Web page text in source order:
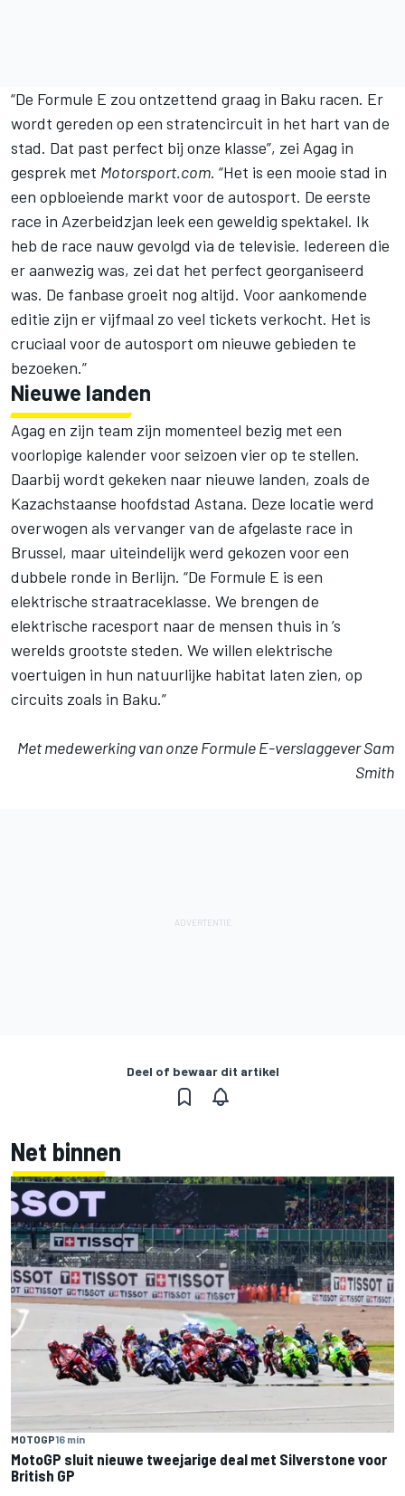
“De Formule E zou ontzettend graag in Baku racen. Er
wordt gereden op een stratencircuit in het hart van de
stad. Dat past perfect bij onze klasse”, zei Agag in
gesprek met Motorsport.com. “Het is een mooie stad in
een opbloeiende markt voor de autosport. De eerste
race in Azerbeidzjan leek een geweldig spektakel. Ik
heb de race nauw gevolgd via de televisie. Iedereen die
er aanwezig was, zei dat het perfect georganiseerd
was. De fanbase groeit nog altijd. Voor aankomende
editie zijn er vijfmaal zo veel tickets verkocht. Het is
cruciaal voor de autosport om nieuwe gebieden te
bezoeken.”
Nieuwe landen
Agag en zijn team zijn momenteel bezig met een
voorlopige kalender voor seizoen vier op te stellen.
Daarbij wordt gekeken naar nieuwe landen, zoals de
Kazachstaanse hoofdstad Astana. Deze locatie werd
overwogen als vervanger van de afgelaste race in
Brussel, maar uiteindelijk werd gekozen voor een
dubbele ronde in Berlijn. “De Formule E is een
elektrische straatraceklasse. We brengen de
elektrische racesport naar de mensen thuis in ’s
werelds grootste steden. We willen elektrische
voertuigen in hun natuurlijke habitat laten zien, op
circuits zoals in Baku.”
Met medewerking van onze Formule E-verslaggever Sam
Smith
Deel of bewaar dit artikel
Net binnen
MOTOGP16 min
MotoGP sluit nieuwe tweejarige deal met Silverstone voor
British GP